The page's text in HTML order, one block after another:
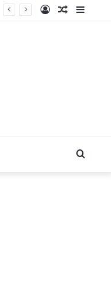
Random
Log